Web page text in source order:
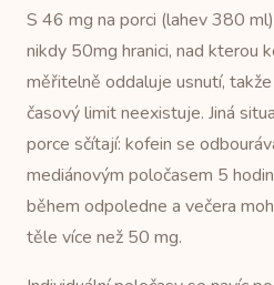
S 46 mg na porci (lahev 380
nikdy 50mg hranici, nad kterou
měřitelně oddaluje usnutí,
časový limit neexistuje. Jiná
porce sčítají: kofein se
mediánovým poločasem 5
během odpoledne a večera
těle více než 50 mg.